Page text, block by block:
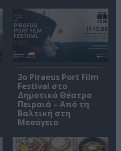
3o Piraeus Port Film
Festival στο
Δημοτικό Θέατρο
Πειραιά – Από τη
Βαλτική στη
Μεσόγειο